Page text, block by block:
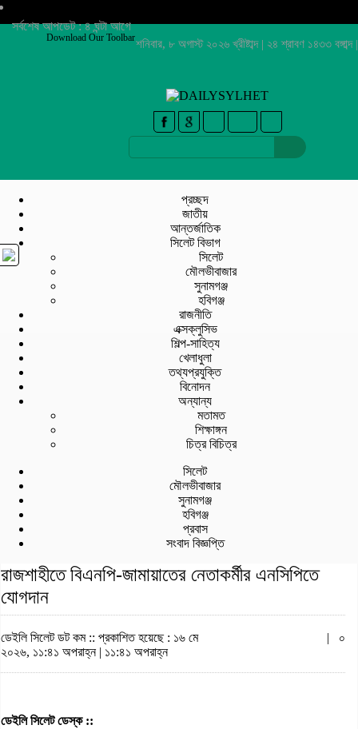
সর্বশেষ আপডেট : ৪ ঘন্টা আগে
শনিবার, ৮ অগাস্ট ২০২৬ খ্রীষ্টাব্দ | ২৪ শ্রাবণ ১৪৩৩ বঙ্গাব্দ |
Download Our Toolbar
প্রচ্ছদ
জাতীয়
আন্তর্জাতিক
সিলেট বিভাগ
সিলেট
মৌলভীবাজার
সুনামগঞ্জ
হবিগঞ্জ
রাজনীতি
এক্সক্লুসিভ
শিল্প-সাহিত্য
খেলাধুলা
তথ্যপ্রযুক্তি
বিনোদন
অন্যান্য
মতামত
শিক্ষাঙ্গন
চিত্র বিচিত্র
সিলেট
মৌলভীবাজার
সুনামগঞ্জ
হবিগঞ্জ
প্রবাস
সংবাদ বিজ্ঞপ্তি
রাজশাহীতে বিএনপি-জামায়াতের নেতাকর্মীর এনসিপিতে
যোগদান
ডেইলি সিলেট ডট কম :: প্রকাশিত হয়েছে : ১৬ মে
২০২৬, ১১:৪১ অপরাহ্ন | ১১:৪১ অপরাহ্ন
| ০
ডেইলি সিলেট ডেস্ক ::